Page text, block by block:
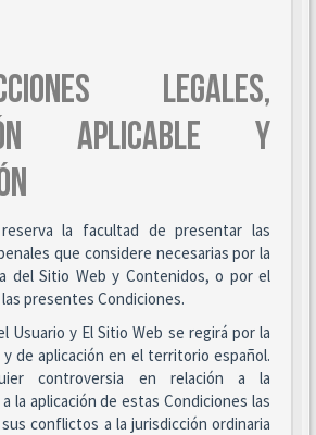
LEGALES,
APLICABLE Y
la facultad de presentar las
que considere necesarias por la
del Sitio Web y Contenidos, o por el
presentes Condiciones.
Usuario y El Sitio Web se regirá por la
de aplicación en el territorio español.
controversia en relación a la
la aplicación de estas Condiciones las
conflictos a la jurisdicción ordinaria